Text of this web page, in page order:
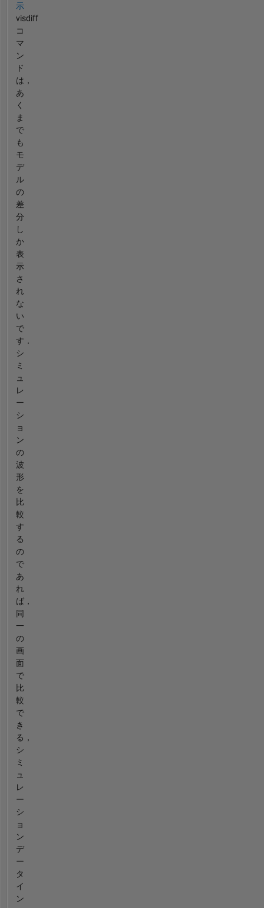
示
visdiff
コ
マ
ン
ド
は，
あ
く
ま
で
も
モ
デ
ル
の
差
分
し
か
表
示
さ
れ
な
い
で
す．
シ
ミ
ュ
レ
ー
シ
ョ
ン
の
波
形
を
比
較
す
る
の
で
あ
れ
ば，
同
一
の
画
面
で
比
較
で
き
る，
シ
ミ
ュ
レ
ー
シ
ョ
ン
デ
ー
タ
イ
ン